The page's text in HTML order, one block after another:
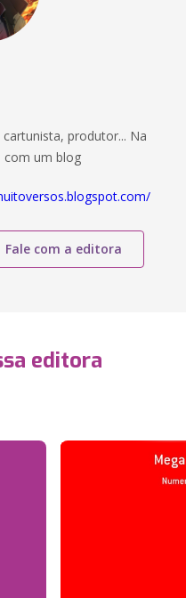
produtor... Na
com um blog
Fale com a editora
editora